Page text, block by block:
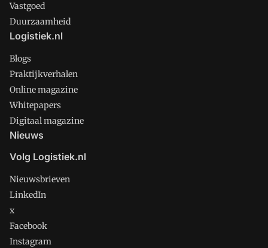
Vastgoed
Duurzaamheid
Logistiek.nl
Blogs
Praktijkverhalen
Online magazine
Whitepapers
Digitaal magazine
Nieuws
Volg Logistiek.nl
Nieuwsbrieven
LinkedIn
x
Facebook
Instagram